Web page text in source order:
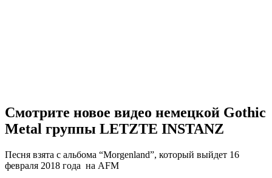
Смотрите новое видео немецкой Gothic
Metal группы LETZTE INSTANZ
Песня взята с альбома “Morgenland”, который выйдет 16
февраля 2018 года на AFM